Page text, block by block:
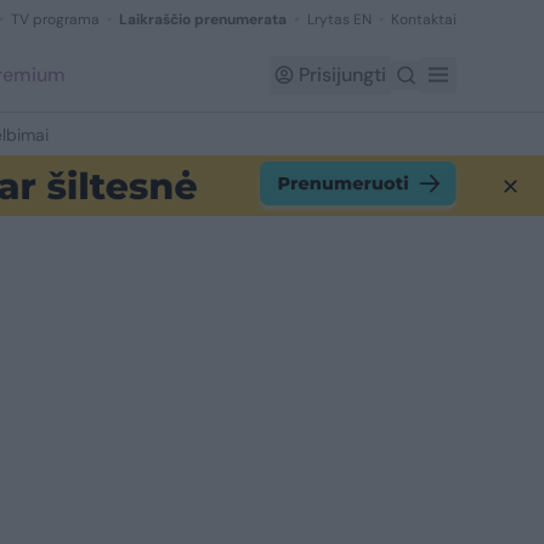
TV programa Laikraščio prenumerata Lrytas EN Kontaktai
Prisijungti